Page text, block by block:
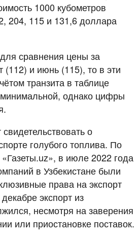
1000 кубометров
204, 115 и 131,6 доллара
сравнения цены за
и июнь (115), то в эти
транзита в таблице
однако цифры
о
голубого топлива. По
в июле 2022 года
в Узбекистане были
права на экспорт
экспорт из
несмотря на заверения
или приостановке поставок.